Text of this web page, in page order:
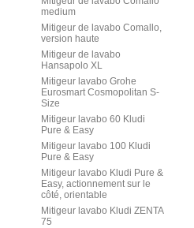
medium
Mitigeur de lavabo Comallo,
version haute
Mitigeur de lavabo
Hansapolo XL
Mitigeur lavabo Grohe
Eurosmart Cosmopolitan S-
Size
Mitigeur lavabo 60 Kludi
Pure & Easy
Mitigeur lavabo 100 Kludi
Pure & Easy
Mitigeur lavabo Kludi Pure &
Easy, actionnement sur le
côté, orientable
Mitigeur lavabo Kludi ZENTA
75